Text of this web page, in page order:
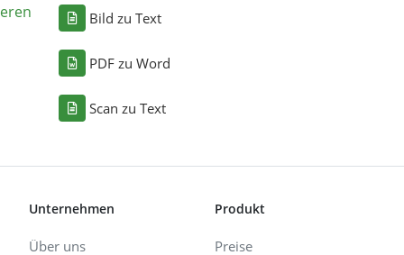
Bild zu Text
PDF zu Word
Scan zu Text
Unternehmen
Über uns
Produkt
Preise